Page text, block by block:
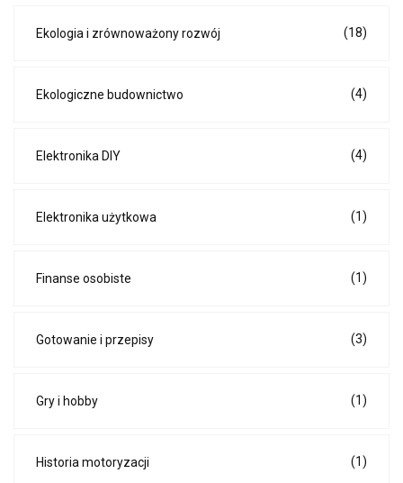
Ekologia i zrównoważony rozwój (18)
Ekologiczne budownictwo (4)
Elektronika DIY (4)
Elektronika użytkowa (1)
Finanse osobiste (1)
Gotowanie i przepisy (3)
Gry i hobby (1)
Historia motoryzacji (1)